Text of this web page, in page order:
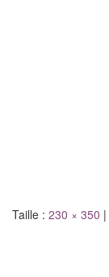
Taille : 230 × 350 |